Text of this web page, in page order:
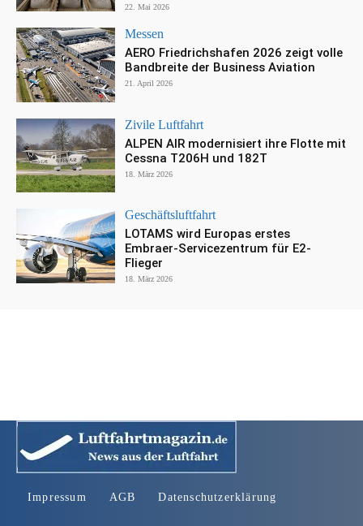
22. Mai 2026
Messen
AERO Friedrichshafen 2026 zeigt volle
Bandbreite der Business Aviation
21. April 2026
Zivile Luftfahrt
ALPEN AIR modernisiert ihre Flotte mit
Cessna T206H und 182T
18. März 2026
Geschäftsluftfahrt
LOTAMS wird Europas erstes
Embraer-Servicezentrum für E2-
Flieger
18. März 2026
Impressum AGB Datenschutzerklärung